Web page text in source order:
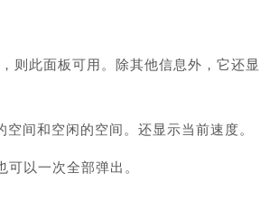
则此面板可用。除其他信息外，它还显
间和空闲的空间。还显示当前速度。
以一次全部弹出。